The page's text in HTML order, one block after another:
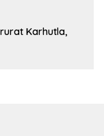
Karhutla,